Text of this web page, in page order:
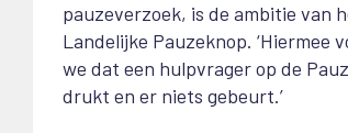
pauzeverzoek, is de ambitie van
Landelijke Pauzeknop. ‘Hiermee
we dat een hulpvrager op de
drukt en er niets gebeurt.’